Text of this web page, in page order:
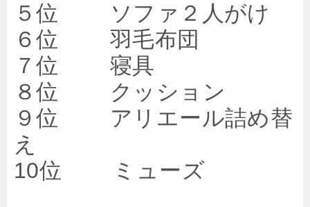
５位 ソファ２人がけ
６位 羽毛布団
７位 寝具
８位 クッション
９位 アリエール詰め替
え
10位 ミューズ